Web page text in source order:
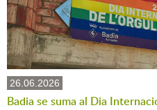
26.06.2026
Badia se suma al Dia